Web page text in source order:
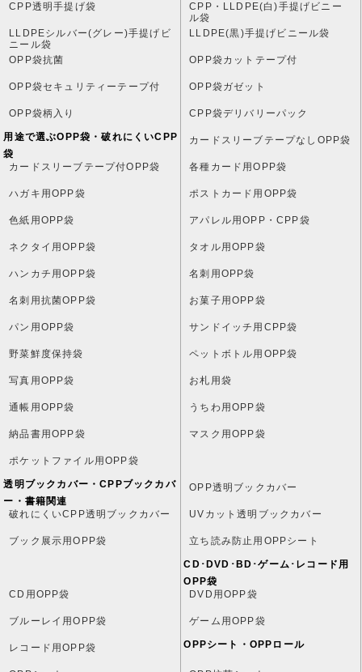
CPP透明手提げ袋
CPP・LLDPE(白)手提げビニー
ル袋
LLDPEシルバー(グレー)手提げビ
ニール袋
LLDPE(黒)手提げビニール袋
OPP袋抗菌 OPP袋カットテープ付
OPP袋セキュリティーテープ付 OPP袋ガゼット
OPP袋柄入り CPP袋デリバリーパック
用途で選ぶOPP袋・破れにくいCPP
袋
カードスリーブテープなしOPP袋
カードスリーブテープ付OPP袋 各種カード用OPP袋
ハガキ用OPP袋 ポストカード用OPP袋
色紙用OPP袋 アパレル用OPP・CPP袋
ネクタイ用OPP袋 タオル用OPP袋
ハンカチ用OPP袋 名刺用OPP袋
名刺用抗菌OPP袋 お菓子用OPP袋
パン用OPP袋 サンドイッチ用CPP袋
野菜鮮度保持袋 ペットボトル用OPP袋
写真用OPP袋 お札用袋
通帳用OPP袋 うちわ用OPP袋
納品書用OPP袋 マスク用OPP袋
ポケットファイル用OPP袋
透明ブックカバー・CPPブックカバ
ー・書籍関連
OPP透明ブックカバー
破れにくいCPP透明ブックカバー UVカット透明ブックカバー
ブック展示用OPP袋 立ち読み防止用OPPシート
CD･DVD･BD･ゲーム･レコード用
OPP袋
CD用OPP袋
DVD用OPP袋
ブルーレイ用OPP袋 ゲーム用OPP袋
レコード用OPP袋 OPPシート・OPPロール